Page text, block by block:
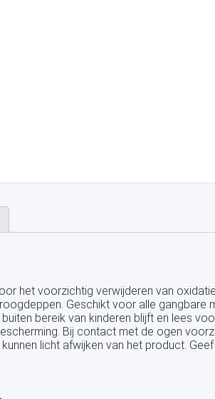
het voorzichtig verwijderen van
Geschikt voor alle gangbare
bereik van kinderen blijft en lees
Bij contact met de ogen
licht afwijken van het product.